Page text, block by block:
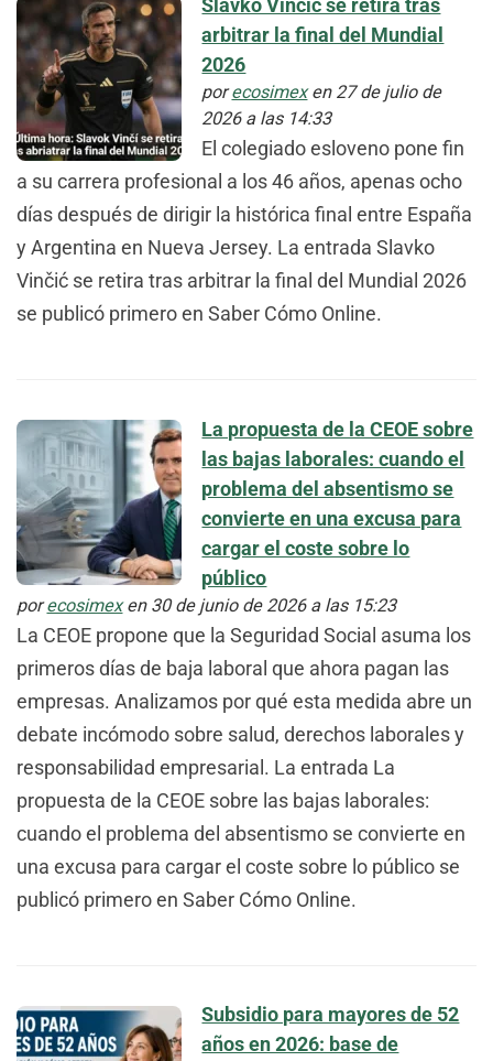
Slavko Vinčić se retira tras
arbitrar la final del Mundial
2026
porecosimexen 27 de julio de
2026 a las 14:33
El colegiado esloveno pone fin
a su carrera profesional a los 46 años, apenas ocho
días después de dirigir la histórica final entre España
y Argentina en Nueva Jersey. La entrada Slavko
Vinčić se retira tras arbitrar la final del Mundial 2026
se publicó primero en Saber Cómo Online.
La propuesta de la CEOE sobre
las bajas laborales: cuando el
problema del absentismo se
convierte en una excusa para
cargar el coste sobre lo
público
porecosimexen 30 de junio de 2026 a las 15:23
La CEOE propone que la Seguridad Social asuma los
primeros días de baja laboral que ahora pagan las
empresas. Analizamos por qué esta medida abre un
debate incómodo sobre salud, derechos laborales y
responsabilidad empresarial. La entrada La
propuesta de la CEOE sobre las bajas laborales:
cuando el problema del absentismo se convierte en
una excusa para cargar el coste sobre lo público se
publicó primero en Saber Cómo Online.
Subsidio para mayores de 52
años en 2026: base de